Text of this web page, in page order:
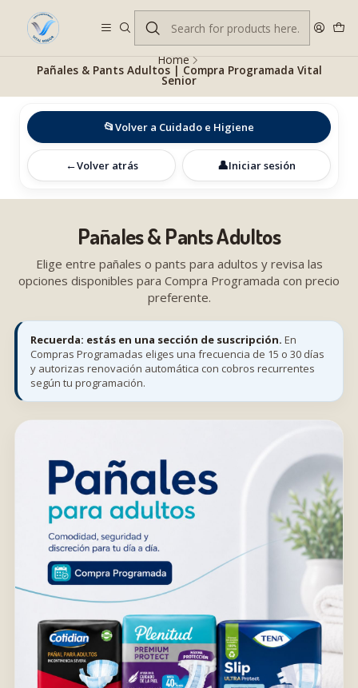
Despacho gratis en RM desde $100.000. Revisa las condiciones.
Home
Pañales & Pants Adultos | Compra Programada Vital
Senior
←Volver atrás
📂Volver a Cuidado e Higiene
👤Iniciar sesión
Pañales & Pants Adultos
Elige entre pañales o pants para adultos y revisa las
opciones disponibles para Compra Programada con precio
preferente.
Recuerda: estás en una sección de suscripción. En
Compras Programadas eliges una frecuencia de 15 o 30 días
y autorizas renovación automática con cobros recurrentes
según tu programación.